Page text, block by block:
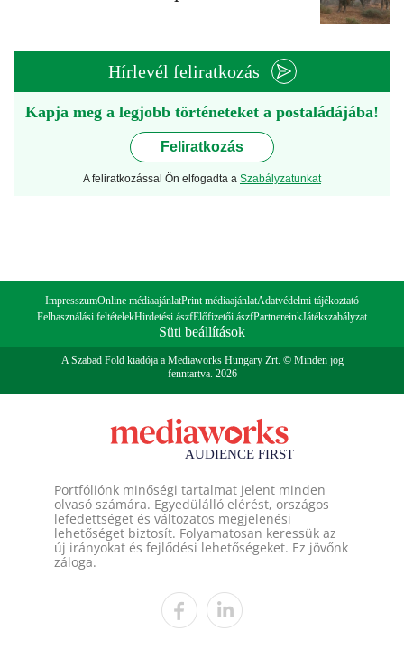
Hírlevél feliratkozás
Kapja meg a legjobb történeteket a postaládájába!
Feliratkozás
A feliratkozással Ön elfogadta a Szabályzatunkat
ImpresszumOnline médiaajánlatPrint médiaajánlatAdatvédelmi tájékoztató
Felhasználási feltételekHirdetési ászfElőfizetői ászfPartnereinkJátékszabályzat
Süti beállítások
A Szabad Föld kiadója a Mediaworks Hungary Zrt. © Minden jog
fenntartva. 2026
Portfóliónk minőségi tartalmat jelent minden
olvasó számára. Egyedülálló elérést, országos
lefedettséget és változatos megjelenési
lehetőséget biztosít. Folyamatosan keressük az
új irányokat és fejlődési lehetőségeket. Ez jövőnk
záloga.